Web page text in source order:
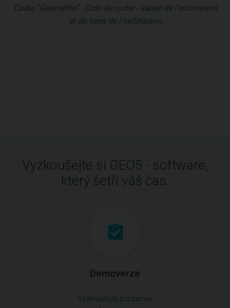
Cadre "Géométrie" - Coin de roche - saisie de l'inclinaison
et du sens de l'inclinaison
Vyzkoušejte si GEO5 - software,
který šetří váš čas.
Demoverze